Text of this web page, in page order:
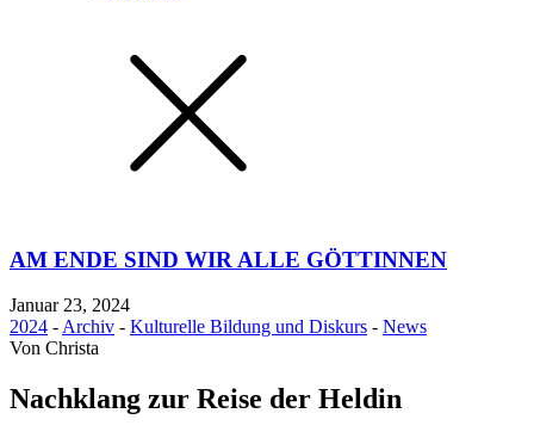
AM ENDE SIND WIR ALLE GÖTTINNEN
Januar 23, 2024
2024 -Archiv - Kulturelle Bildung und Diskurs - News
Von Christa
Nachklang zur Reise der Heldin